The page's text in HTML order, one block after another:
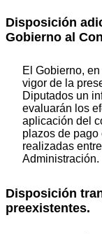
Disposición
Gobierno al
El Gobierno,
vigor de la
Diputados un
evaluarán los
aplicación del
plazos de
realizadas
Administración.
Disposición
preexistentes.